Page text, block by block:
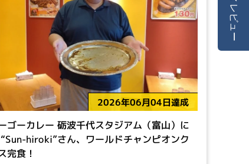
2026年06月04日達成
ゴーカレー 砺波千代スタジアム（富山）に
hiroki”さん、ワールドチャンピオンク
完食！
レビュー